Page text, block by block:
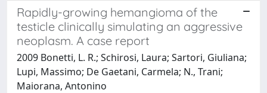
Rapidly-growing hemangioma of the
testicle clinically simulating an aggressive
neoplasm. A case report
2009 Bonetti, L. R.; Schirosi, Laura; Sartori, Giuliana;
Lupi, Massimo; De Gaetani, Carmela; N., Trani;
Maiorana, Antonino